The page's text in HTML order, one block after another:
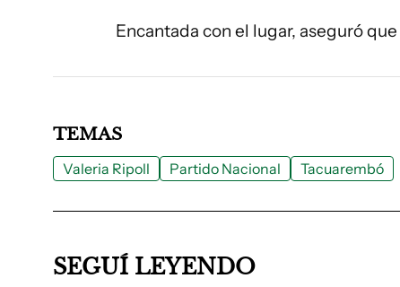
Encantada con el lugar, aseguró que
TEMAS
Valeria Ripoll Partido Nacional Tacuarembó
SEGUÍ LEYENDO